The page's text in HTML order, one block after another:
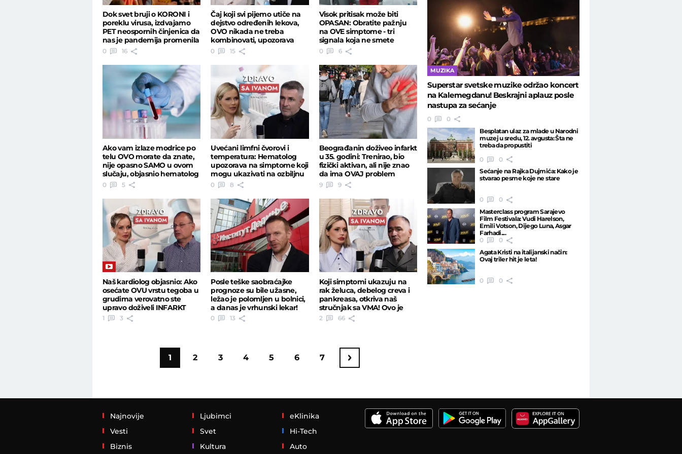
MUZIKA
Superstar svetske muzike održao koncert
na Kalemegdanu! Beskrajni aplauz posle
nastupa za sećanje
0
0
Besplatan ulaz za mlade u Narodni
muzej u sredu, 12. avgusta: Šta ne
treba da propustiti
0
0
Sećanje na Rajka Dujmića: Kako je
stvarao pesme koje ne stare
0
0
Masterclass program Sarajevo
Film Festivala: Vudi Harelson,
Emili Votson, Dijego Luna, Asgar
Farhadi....
0
0
Agata Kristi na italijanski način:
Ovaj triler hit je leta!
0 0
Dok svet bruji o KORONI i
poreklu virusa, izdvajamo
PET neospornih činjenica da
nas je pandemija promenila
0 16
Čaj koji svi pijemo utiče na
dejstvo određenih lekova,
OVO nikada ne treba
kombinovati, upozorava
farmaceut
0 15
Visok pritisak može biti
OPASAN: Obratite pažnju
na OVE simptome - tri
signala koja ne smete
nikako ignorisati
0 6
Ako vam izlaze modrice po
telu OVO morate da znate,
nije opasno SAMO u ovom
slučaju, objasnio hematolog
0 5
Uvećani limfni čvorovi i
temperatura: Hematolog
upozorava na simptome koji
mogu ukazivati na ozbiljnu
bolest
0 8
Beograđanin doživeo infarkt
u 35. godini: Trenirao, bio
fizički aktivan, ali nije znao
da ima OVAJ problem
9 9
Naš kardiolog objasnio: Ako
osećate OVU vrstu tegoba u
grudima verovatno ste
upravo doživeli INFARKT
1 3
Posle teške saobraćajke
prognoze su bile užasne,
ležao je polomljen u bolnici,
a danas je vrhunski lekar!
0 13
Koji simptomi ukazuju na
rak želuca, debelog creva i
pankreasa, otkriva naš
stručnjak sa VMA! Ovo je
prvi znak
2 66
1 2 3 4 5 6 7
Najnovije
Vesti
Biznis
Ljubimci
Svet
Kultura
eKlinika
Hi-Tech
Auto